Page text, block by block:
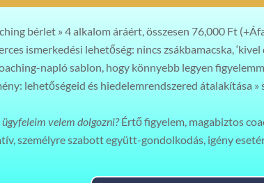
bérlet » 4 alkalom áráért, összesen 76,000 Ft
ismerkedési lehetőség: nincs zsákbamacska,
napló sablon, hogy könnyebb legyen
lehetőségeid és hiedelemrendszered átalakítása
velem dolgozni?Értő figyelem, magabiztos
személyre szabott együtt-gondolkodás, igény